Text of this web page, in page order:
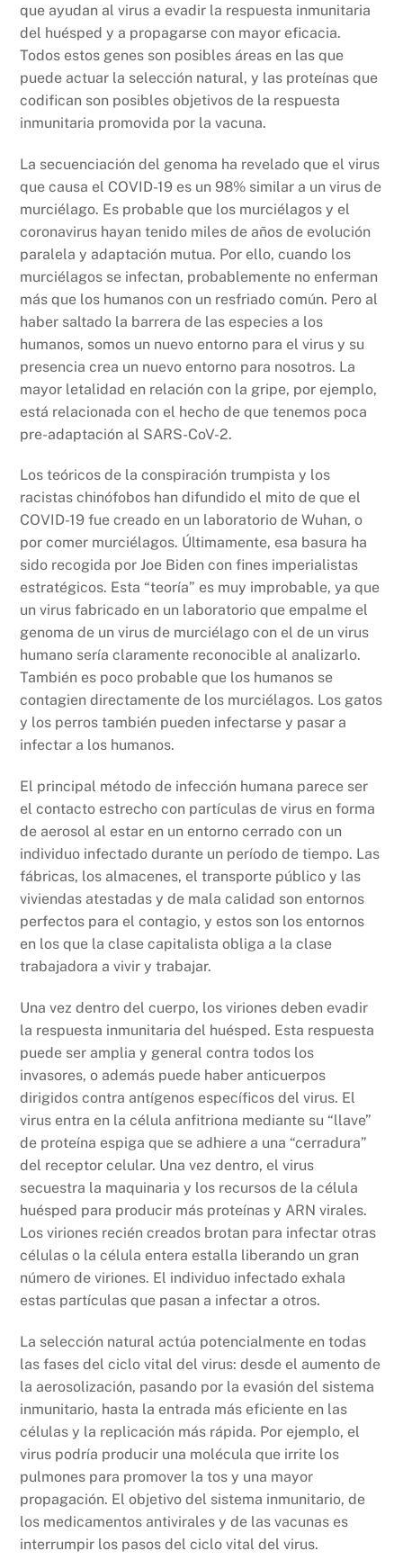
que ayudan al virus a evadir la respuesta inmunitaria
del huésped y a propagarse con mayor eficacia.
Todos estos genes son posibles áreas en las que
puede actuar la selección natural, y las proteínas que
codifican son posibles objetivos de la respuesta
inmunitaria promovida por la vacuna.
La secuenciación del genoma ha revelado que el virus
que causa el COVID-19 es un 98% similar a un virus de
murciélago. Es probable que los murciélagos y el
coronavirus hayan tenido miles de años de evolución
paralela y adaptación mutua. Por ello, cuando los
murciélagos se infectan, probablemente no enferman
más que los humanos con un resfriado común. Pero al
haber saltado la barrera de las especies a los
humanos, somos un nuevo entorno para el virus y su
presencia crea un nuevo entorno para nosotros. La
mayor letalidad en relación con la gripe, por ejemplo,
está relacionada con el hecho de que tenemos poca
pre-adaptación al SARS-CoV-2.
Los teóricos de la conspiración trumpista y los
racistas chinófobos han difundido el mito de que el
COVID-19 fue creado en un laboratorio de Wuhan, o
por comer murciélagos. Últimamente, esa basura ha
sido recogida por Joe Biden con fines imperialistas
estratégicos. Esta “teoría” es muy improbable, ya que
un virus fabricado en un laboratorio que empalme el
genoma de un virus de murciélago con el de un virus
humano sería claramente reconocible al analizarlo.
También es poco probable que los humanos se
contagien directamente de los murciélagos. Los gatos
y los perros también pueden infectarse y pasar a
infectar a los humanos.
El principal método de infección humana parece ser
el contacto estrecho con partículas de virus en forma
de aerosol al estar en un entorno cerrado con un
individuo infectado durante un período de tiempo. Las
fábricas, los almacenes, el transporte público y las
viviendas atestadas y de mala calidad son entornos
perfectos para el contagio, y estos son los entornos
en los que la clase capitalista obliga a la clase
trabajadora a vivir y trabajar.
Una vez dentro del cuerpo, los viriones deben evadir
la respuesta inmunitaria del huésped. Esta respuesta
puede ser amplia y general contra todos los
invasores, o además puede haber anticuerpos
dirigidos contra antígenos específicos del virus. El
virus entra en la célula anfitriona mediante su “llave”
de proteína espiga que se adhiere a una “cerradura”
del receptor celular. Una vez dentro, el virus
secuestra la maquinaria y los recursos de la célula
huésped para producir más proteínas y ARN virales.
Los viriones recién creados brotan para infectar otras
células o la célula entera estalla liberando un gran
número de viriones. El individuo infectado exhala
estas partículas que pasan a infectar a otros.
La selección natural actúa potencialmente en todas
las fases del ciclo vital del virus: desde el aumento de
la aerosolización, pasando por la evasión del sistema
inmunitario, hasta la entrada más eficiente en las
células y la replicación más rápida. Por ejemplo, el
virus podría producir una molécula que irrite los
pulmones para promover la tos y una mayor
propagación. El objetivo del sistema inmunitario, de
los medicamentos antivirales y de las vacunas es
interrumpir los pasos del ciclo vital del virus.